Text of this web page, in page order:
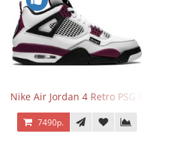
Nike Air Jordan 4 Retro PSG Paris
7490р.